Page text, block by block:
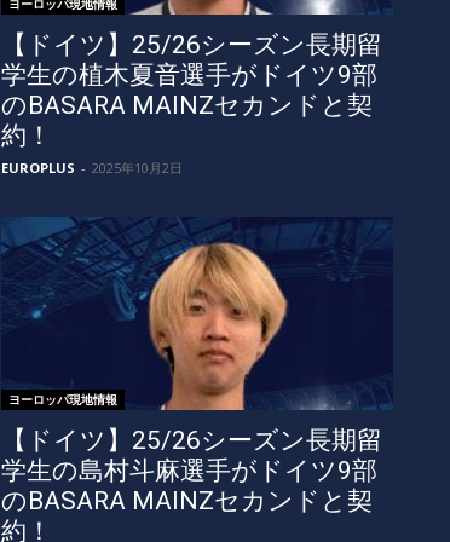
ヨーロッパ現地情報
【ドイツ】25/26シーズン長期留
学生の植木夏音選手がドイツ9部
のBASARA MAINZセカンドと契
約！
EUROPLUS - 2025年10月2日
ヨーロッパ現地情報
【ドイツ】25/26シーズン長期留
学生の島村斗麻選手がドイツ9部
のBASARA MAINZセカンドと契
約！